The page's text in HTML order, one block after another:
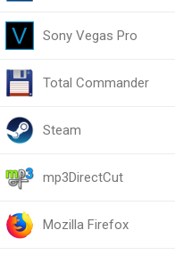
Sony Vegas Pro
Total Commander
Steam
mp3DirectCut
Mozilla Firefox